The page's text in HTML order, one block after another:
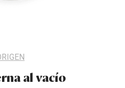
al vacío